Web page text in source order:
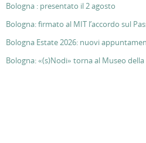
Bologna : presentato il 2 agosto
Bologna: firmato al MIT l’accordo sul
Bologna Estate 2026: nuovi
Bologna: «(s)Nodi» torna al Museo